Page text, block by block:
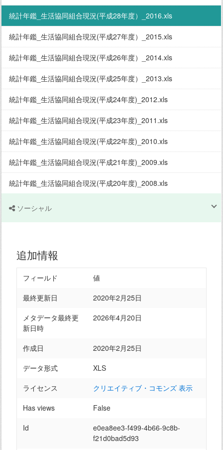
統計年鑑_生活協同組合現況(平成28年度）_2016.xls
統計年鑑_生活協同組合現況(平成27年度）_2015.xls
統計年鑑_生活協同組合現況(平成26年度）_2014.xls
統計年鑑_生活協同組合現況(平成25年度）_2013.xls
統計年鑑_生活協同組合現況(平成24年度)_2012.xls
統計年鑑_生活協同組合現況(平成23年度)_2011.xls
統計年鑑_生活協同組合現況(平成22年度)_2010.xls
統計年鑑_生活協同組合現況(平成21年度)_2009.xls
統計年鑑_生活協同組合現況(平成20年度)_2008.xls
ソーシャル
追加情報
フィールド
値
最終更新日
2020年2月25日
メタデータ最終更
新日時
2026年4月20日
作成日
2020年2月25日
データ形式
XLS
ライセンス
クリエイティブ・コモンズ 表示
Has views
False
Id
e0ea8ee3-f499-4b66-9c8b-
f21d0bad5d93